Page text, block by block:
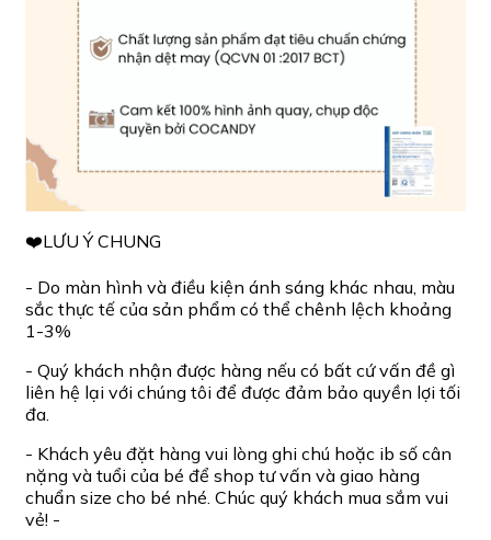
❤️LƯU Ý CHUNG
- Do màn hình và điều kiện ánh sáng khác nhau, màu
sắc thực tế của sản phẩm có thể chênh lệch khoảng
1-3%
- Quý khách nhận được hàng nếu có bất cứ vấn đề gì
liên hệ lại với chúng tôi để được đảm bảo quyền lợi tối
đa.
- Khách yêu đặt hàng vui lòng ghi chú hoặc ib số cân
nặng và tuổi của bé để shop tư vấn và giao hàng
chuẩn size cho bé nhé. Chúc quý khách mua sắm vui
vẻ! -